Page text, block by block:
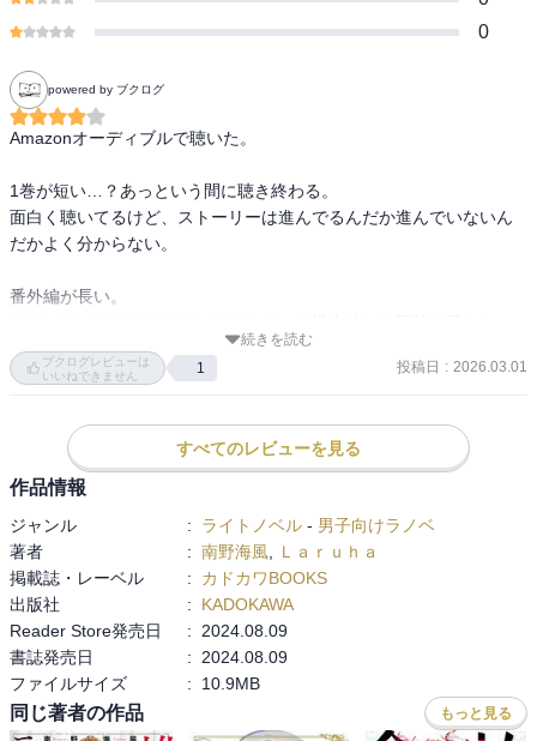
0
powered by ブクログ
Amazonオーディブルで聴いた。
1巻が短い…？あっという間に聴き終わる。
面白く聴いてるけど、ストーリーは進んでるんだか進んでいないん
だかよく分からない。
番外編が長い。
い。アイオンに興味がないせいもある。
続きを読む
ブクログレビューは
いいねできません
1 投稿日 : 2026.03.01
すべてのレビューを見る
作品情報
ジャンル : ライトノベル - 男子向けラノベ
著者
: 南野海風
Ｌａｒｕｈａ
掲載誌・レーベル
:
カドカワBOOKS
出版社
:
KADOKAWA
Reader Store発売日
:
2024.08.09
書誌発売日
:
2024.08.09
ファイルサイズ
: 10.9MB
同じ著者の作品 もっと見る